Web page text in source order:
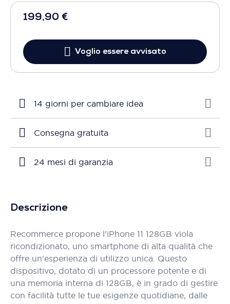
199,90 €
Voglio essere avvisato
14 giorni per cambiare idea
Consegna gratuita
24 mesi di garanzia
Descrizione
Recommerce propone l'iPhone 11 128GB viola
ricondizionato, uno smartphone di alta qualità che
offre un'esperienza di utilizzo unica. Questo
dispositivo, dotato di un processore potente e di
una memoria interna di 128GB, è in grado di gestire
con facilità tutte le tue esigenze quotidiane, dalle